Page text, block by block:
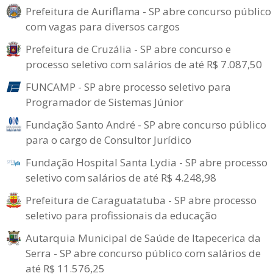
Prefeitura de Auriflama - SP abre concurso público
com vagas para diversos cargos
Prefeitura de Cruzália - SP abre concurso e
processo seletivo com salários de até R$ 7.087,50
FUNCAMP - SP abre processo seletivo para
Programador de Sistemas Júnior
Fundação Santo André - SP abre concurso público
para o cargo de Consultor Jurídico
Fundação Hospital Santa Lydia - SP abre processo
seletivo com salários de até R$ 4.248,98
Prefeitura de Caraguatatuba - SP abre processo
seletivo para profissionais da educação
Autarquia Municipal de Saúde de Itapecerica da
Serra - SP abre concurso público com salários de
até R$ 11.576,25